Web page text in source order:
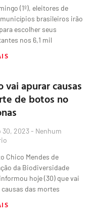
(1º), eleitores de
brasileiros irão
escolher seus
nos 6,1 mil
vai apurar causas
de botos no
30, 2023 Nenhum
Chico Mendes de
da Biodiversidade
hoje (30) que vai
das mortes